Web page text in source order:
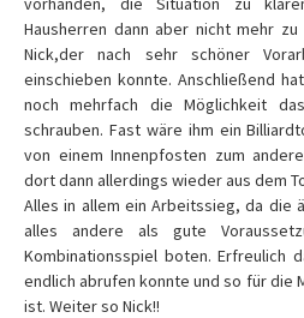
Hausherren dann aber nicht mehr
Nick,der nach sehr schöner
einschieben konnte. Anschließend
noch mehrfach die Möglichkeit
schrauben. Fast wäre ihm ein
von einem Innenpfosten zum
dort dann allerdings wieder aus dem
Alles in allem ein Arbeitssieg, da die
alles andere als gute
Kombinationsspiel boten. Erfreulich
endlich abrufen konnte und so für die
ist. Weiter so Nick!!